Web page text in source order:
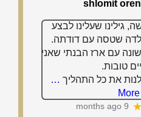
shlomit
גילינו שעלינו לבצע
שטסה עם דודתה.
עם ארז הבנתי שאני
טובות.
את כל התהליך …
More
9 months ago